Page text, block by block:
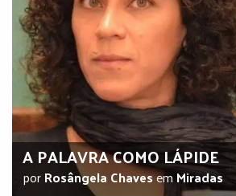
A PALAVRA COMO LÁPIDE
porRosângela ChavesemMiradas